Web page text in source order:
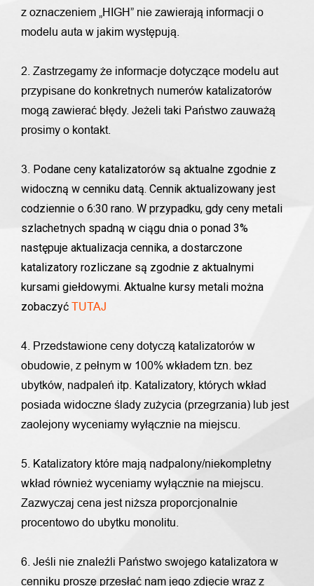
z oznaczeniem „HIGH” nie zawierają informacji o
modelu auta w jakim występują.
2. Zastrzegamy że informacje dotyczące modelu aut
przypisane do konkretnych numerów katalizatorów
mogą zawierać błędy. Jeżeli taki Państwo zauważą
prosimy o kontakt.
3. Podane ceny katalizatorów są aktualne zgodnie z
widoczną w cenniku datą. Cennik aktualizowany jest
codziennie o 6:30 rano. W przypadku, gdy ceny metali
szlachetnych spadną w ciągu dnia o ponad 3%
następuje aktualizacja cennika, a dostarczone
katalizatory rozliczane są zgodnie z aktualnymi
kursami giełdowymi. Aktualne kursy metali można
zobaczyć TUTAJ
4. Przedstawione ceny dotyczą katalizatorów w
obudowie, z pełnym w 100% wkładem tzn. bez
ubytków, nadpaleń itp. Katalizatory, których wkład
posiada widoczne ślady zużycia (przegrzania) lub jest
zaolejony wyceniamy wyłącznie na miejscu.
5. Katalizatory które mają nadpalony/niekompletny
wkład również wyceniamy wyłącznie na miejscu.
Zazwyczaj cena jest niższa proporcjonalnie
procentowo do ubytku monolitu.
6. Jeśli nie znaleźli Państwo swojego katalizatora w
cenniku proszę przesłać nam jego zdjęcie wraz z